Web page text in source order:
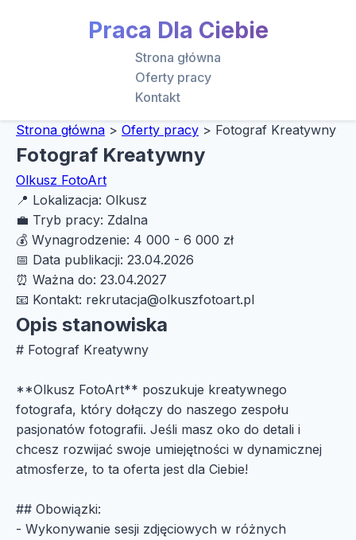
Praca Dla Ciebie
Strona główna
Oferty pracy
Kontakt
Strona główna > Oferty pracy > Fotograf Kreatywny
Fotograf Kreatywny
Olkusz FotoArt
📍 Lokalizacja: Olkusz
💼 Tryb pracy: Zdalna
💰 Wynagrodzenie: 4 000 - 6 000 zł
📅 Data publikacji: 23.04.2026
⏰ Ważna do: 23.04.2027
📧 Kontakt: rekrutacja@olkuszfotoart.pl
Opis stanowiska
# Fotograf Kreatywny
**Olkusz FotoArt** poszukuje kreatywnego
fotografa, który dołączy do naszego zespołu
pasjonatów fotografii. Jeśli masz oko do detali i
chcesz rozwijać swoje umiejętności w dynamicznej
atmosferze, to ta oferta jest dla Ciebie!
## Obowiązki:
- Wykonywanie sesji zdjęciowych w różnych